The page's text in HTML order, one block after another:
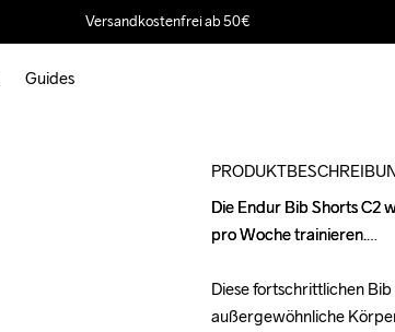
Versandkostenfrei ab 50€
Guides
Die Endur Bib Shorts C2
pro Woche trainieren.
Diese fortschrittlichen
außergewöhnliche
Die Endur Bib Shorts C2
pro Woche trainieren.
Diese fortschrittlichen
außergewöhnliche